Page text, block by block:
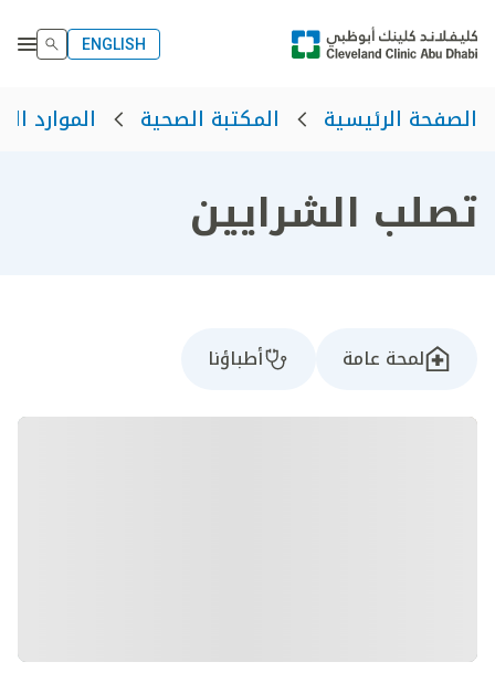
ENGLISH
الصفحة الرئيسية المكتبة الصحية الموارد
تصلب الشرايين
لمحة عامة أطباؤنا